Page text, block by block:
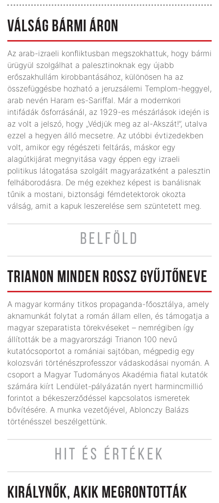
VÁLSÁG BÁRMI ÁRON
Az arab-izraeli konfliktusban megszokhattuk, hogy bármi
ürügyül szolgálhat a palesztinoknak egy újabb
erőszakhullám kirobbantásához, különösen ha az
összefüggésbe hozható a jeruzsálemi Templom-heggyel,
arab nevén Haram es-Sariffal. Már a modernkori
intifádák ősforrásánál, az 1929-es mészárlások idején is
az volt a jelszó, hogy „Védjük meg az al-Akszát!”, utalva
ezzel a hegyen álló mecsetre. Az utóbbi évtizedekben
volt, amikor egy régészeti feltárás, máskor egy
alagútkijárat megnyitása vagy éppen egy izraeli
politikus látogatása szolgált magyarázatként a palesztin
felháborodásra. De még ezekhez képest is banálisnak
tűnik a mostani, biztonsági fémdetektorok okozta
válság, amit a kapuk leszerelése sem szüntetett meg.
BELFÖLD
TRIANON MINDEN ROSSZ GYŰJTŐNEVE
A magyar kormány titkos propaganda-főosztálya, amely
aknamunkát folytat a román állam ellen, és támogatja a
magyar szeparatista törekvéseket – nemrégiben így
állították be a magyarországi Trianon 100 nevű
kutatócsoportot a romániai sajtóban, mégpedig egy
kolozsvári történészprofesszor vádaskodásai nyomán. A
csoport a Magyar Tudományos Akadémia fiatal kutatók
számára kiírt Lendület-pályázatán nyert harmincmillió
forintot a békeszerződéssel kapcsolatos ismeretek
bővítésére. A munka vezetőjé­vel, Ablonczy Balázs
történésszel beszélgettünk.
HIT ÉS ÉRTÉKEK
KIRÁLYNŐK, AKIK MEGRONTOTTÁK